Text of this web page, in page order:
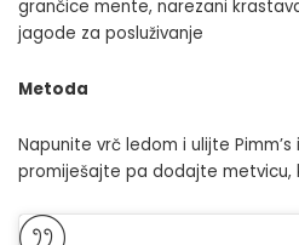
grančice mente, narezani
jagode za posluživanje
Metoda
Napunite vrč ledom i ulijte
promiješajte pa dodajte metvicu,